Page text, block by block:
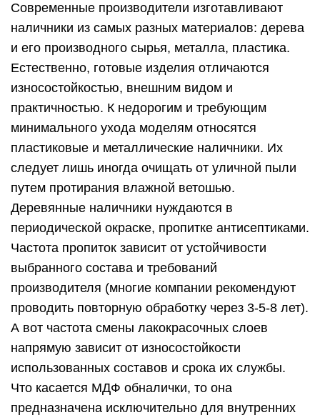
Современные производители изготавливают
наличники из самых разных материалов: дерева
и его производного сырья, металла, пластика.
Естественно, готовые изделия отличаются
износостойкостью, внешним видом и
практичностью. К недорогим и требующим
минимального ухода моделям относятся
пластиковые и металлические наличники. Их
следует лишь иногда очищать от уличной пыли
путем протирания влажной ветошью.
Деревянные наличники нуждаются в
периодической окраске, пропитке антисептиками.
Частота пропиток зависит от устойчивости
выбранного состава и требований
производителя (многие компании рекомендуют
проводить повторную обработку через 3-5-8 лет).
А вот частота смены лакокрасочных слоев
напрямую зависит от износостойкости
использованных составов и срока их службы.
Что касается МДФ обналички, то она
предназначена исключительно для внутренних